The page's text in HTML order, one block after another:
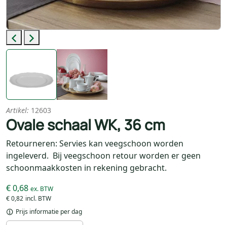
Previous
Next
Artikel: 12603
Ovale schaal WK, 36 cm
Retourneren: Servies kan veegschoon worden
ingeleverd. Bij veegschoon retour worden er geen
schoonmaakkosten in rekening gebracht.
€ 0,82
€ 0,68
Prijs informatie per dag